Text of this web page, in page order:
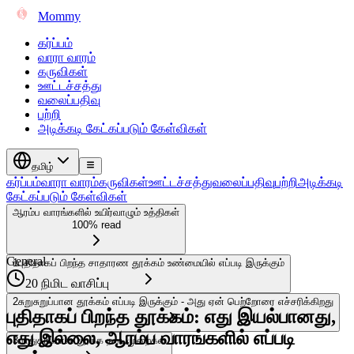
Mommy
கர்ப்பம்
வாரா வாரம்
கருவிகள்
ஊட்டச்சத்து
வலைப்பதிவு
பற்றி
அடிக்கடி கேட்கப்படும் கேள்விகள்
தமிழ்
கர்ப்பம்வாரா வாரம்கருவிகள்ஊட்டச்சத்துவலைப்பதிவுபற்றிஅடிக்கடி
கேட்கப்படும் கேள்விகள்
ஆரம்ப வாரங்களில் உயிர்வாழும் உத்திகள்
100% read
1புதிதாகப் பிறந்த சாதாரண தூக்கம் உண்மையில் எப்படி இருக்கும்
2சுறுசுறுப்பான தூக்கம் எப்படி இருக்கும் - அது ஏன் பெற்றோரை எச்சரிக்கிறது
3பாதுகாப்பான தூக்க நடைமுறைகள்
General
20 நிமிட வாசிப்பு
புதிதாகப் பிறந்த தூக்கம்: எது இயல்பானது,
எது இல்லை, ஆரம்ப வாரங்களில் எப்படி